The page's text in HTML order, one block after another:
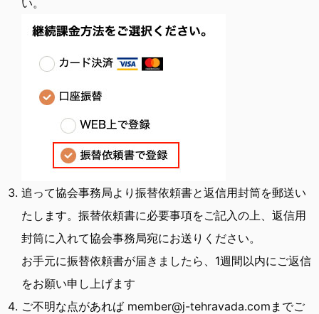
追って協会事務局より振替依頼書と返信用封筒を郵送い
たします。振替依頼書に必要事項をご記入の上、返信用
封筒に入れて協会事務局宛にお送りください。
お手元に振替依頼書が届きましたら、1週間以内にご返信
をお願い申し上げます
ご不明な点があれば member@j-tehravada.comまでご